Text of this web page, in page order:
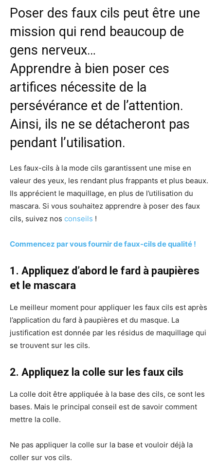
Poser des faux cils peut être une
mission qui rend beaucoup de
gens nerveux…
Apprendre à bien poser ces
artifices nécessite de la
persévérance et de l’attention.
Ainsi, ils ne se détacheront pas
pendant l’utilisation.
Les faux-cils à la mode cils garantissent une mise en
valeur des yeux, les rendant plus frappants et plus beaux.
Ils apprécient le maquillage, en plus de l’utilisation du
mascara. Si vous souhaitez apprendre à poser des faux
cils, suivez nos conseils !
Commencez par vous fournir de faux-cils de qualité !
1. Appliquez d’abord le fard à paupières
et le mascara
Le meilleur moment pour appliquer les faux cils est après
l’application du fard à paupières et du masque. La
justification est donnée par les résidus de maquillage qui
se trouvent sur les cils.
2. Appliquez la colle sur les faux cils
La colle doit être appliquée à la base des cils, ce sont les
bases. Mais le principal conseil est de savoir comment
mettre la colle.
Ne pas appliquer la colle sur la base et vouloir déjà la
coller sur vos cils.